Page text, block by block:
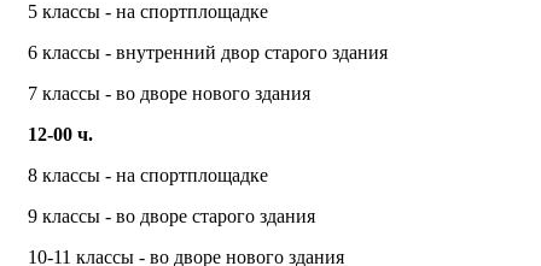
5 классы - на спортплощадке
6 классы - внутренний двор старого здания
7 классы - во дворе нового здания
12-00 ч.
8 классы - на спортплощадке
9 классы - во дворе старого здания
10-11 классы - во дворе нового здания